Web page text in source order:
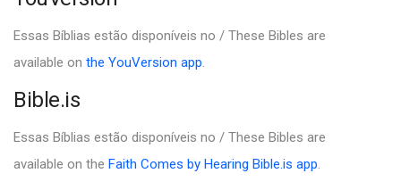
Essas Bíblias estão disponíveis no / These Bibles are
available on the YouVersion app.
Bible.is
Essas Bíblias estão disponíveis no / These Bibles are
available on the Faith Comes by Hearing Bible.is app.